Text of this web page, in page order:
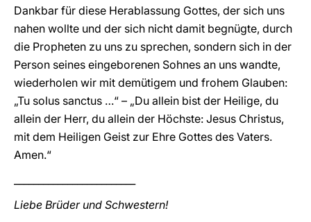
Dankbar für diese Herablassung Gottes, der sich uns
nahen wollte und der sich nicht damit begnügte, durch
die Propheten zu uns zu sprechen, sondern sich in der
Person seines eingeborenen Sohnes an uns wandte,
wiederholen wir mit demütigem und frohem Glauben:
„Tu solus sanctus …“ – „Du allein bist der Heilige, du
allein der Herr, du allein der Höchste: Jesus Christus,
mit dem Heiligen Geist zur Ehre Gottes des Vaters.
Amen.“
Liebe Brüder und Schwestern!